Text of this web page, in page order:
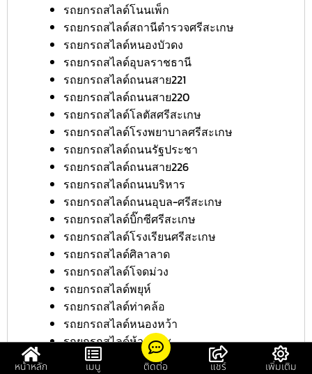
รถยกรถสไลด์โนนเพ็ก
รถยกรถสไลด์สถานีตำรวจศรีสะเกษ
รถยกรถสไลด์หนองบัวดง
รถยกรถสไลด์อุบลราชธานี
รถยกรถสไลด์ถนนสาย221
รถยกรถสไลด์ถนนสาย220
รถยกรถสไลด์โลตัสศรีสะเกษ
รถยกรถสไลด์โรงพยาบาลศรีสะเกษ
รถยกรถสไลด์ถนนรัฐประชา
รถยกรถสไลด์ถนนสาย226
รถยกรถสไลด์ถนนบริหาร
รถยกรถสไลด์ถนนอุบล-ศรีสะเกษ
รถยกรถสไลด์บิ๊กซีศรีสะเกษ
รถยกรถสไลด์โรงเรียนศรีสะเกษ
รถยกรถสไลด์ศิลาลาด
รถยกรถสไลด์โจดม่วง
รถยกรถสไลด์พยุห์
รถยกรถสไลด์ท่าคล้อ
รถยกรถสไลด์หนองหว้า
รถยกรถสไลด์ห้วยตึ๊กชู
รถยกรถสไลด์ละลม
หน้าหลัก เมนู ติดต่อ แชร์ เพิ่มเติม